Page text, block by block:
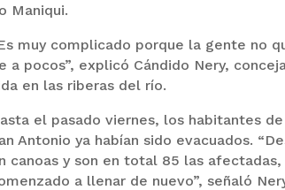
Maniqui.
muy complicado porque la gente no
a pocos”, explicó Cándido Nery,
en las riberas del río.
el pasado viernes, los habitantes
Antonio ya habían sido evacuados.
canoas y son en total 85 las
a llenar de nuevo”, señaló